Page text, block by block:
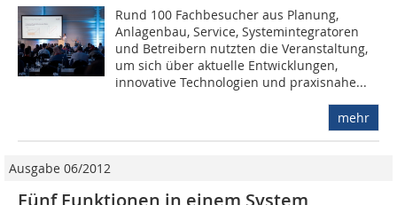
Rund 100 Fachbesucher aus Planung,
Anlagenbau, Service, Systemintegratoren
und Betreibern nutzten die Veranstaltung,
um sich über aktuelle Entwicklungen,
innovative Technologien und praxisnahe...
mehr
Ausgabe 06/2012